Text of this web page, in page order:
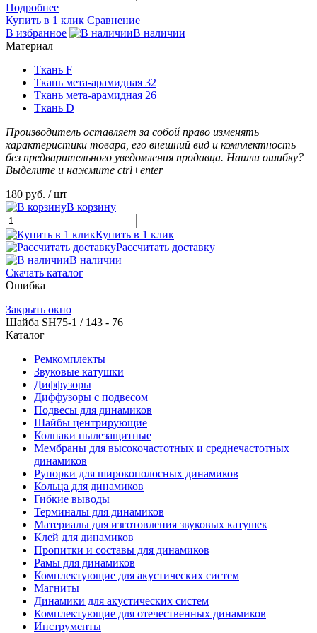
Подробнее
Купить в 1 клик Сравнение
В избранное
В наличии
Материал
Ткань F
Ткань мета-арамидная 32
Ткань мета-арамидная 26
Ткань D
Производитель оставляет за собой право изменять
характеристики товара, его внешний вид и комплектность
без предварительного уведомления продавца. Нашли ошибку?
Выделите и нажмите ctrl+enter
180 руб. / шт
В корзину
Купить в 1 клик
Рассчитать доставку
В наличии
Скачать каталог
Ошибка
Закрыть окно
Шайба SH75-1 / 143 - 76
Каталог
Ремкомплекты
Звуковые катушки
Диффузоры
Диффузоры с подвесом
Подвесы для динамиков
Шайбы центрирующие
Колпаки пылезащитные
Мембраны для высокочастотных и среднечастотных
динамиков
Рупорки для широкополосных динамиков
Кольца для динамиков
Гибкие выводы
Терминалы для динамиков
Материалы для изготовления звуковых катушек
Клей для динамиков
Пропитки и составы для динамиков
Рамы для динамиков
Комплектующие для акустических систем
Магниты
Динамики для акустических систем
Комплектующие для отечественных динамиков
Инструменты